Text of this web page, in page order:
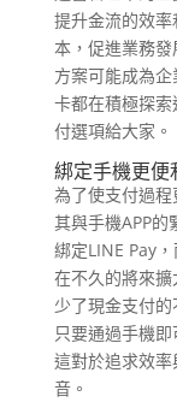
提升金流的效
本，促進業務
方案可能成為
卡都在積極探
付選項給大家。
綁定手機更便
為了使支付過
其與手機APP
綁定LINE Pay
在不久的將來
少了現金支付
只要通過手機
這對於追求效
音。